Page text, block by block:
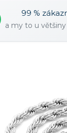
99 %
a my to u